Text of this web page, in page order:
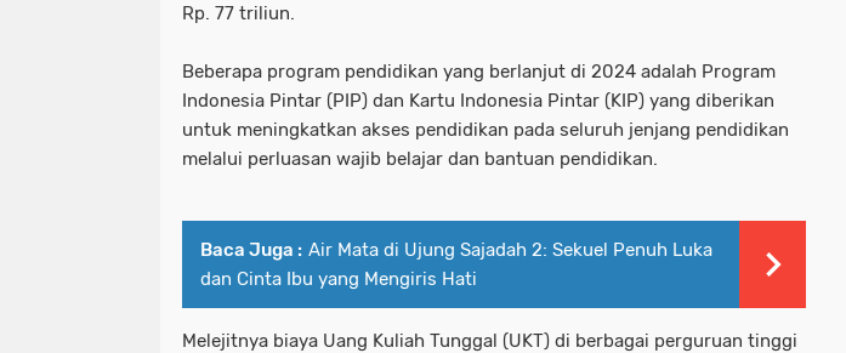
Rp. 77 triliun.
Beberapa program pendidikan yang berlanjut di 2024 adalah Program
Indonesia Pintar (PIP) dan Kartu Indonesia Pintar (KIP) yang diberikan
untuk meningkatkan akses pendidikan pada seluruh jenjang pendidikan
melalui perluasan wajib belajar dan bantuan pendidikan.
Baca Juga : Air Mata di Ujung Sajadah 2: Sekuel Penuh Luka
dan Cinta Ibu yang Mengiris Hati
Melejitnya biaya Uang Kuliah Tunggal (UKT) di berbagai perguruan tinggi